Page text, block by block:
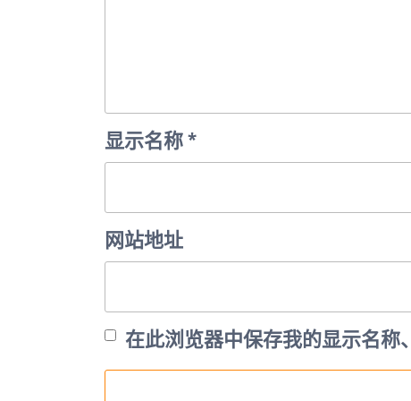
显示名称*
网站地址
在此浏览器中保存我的显示名